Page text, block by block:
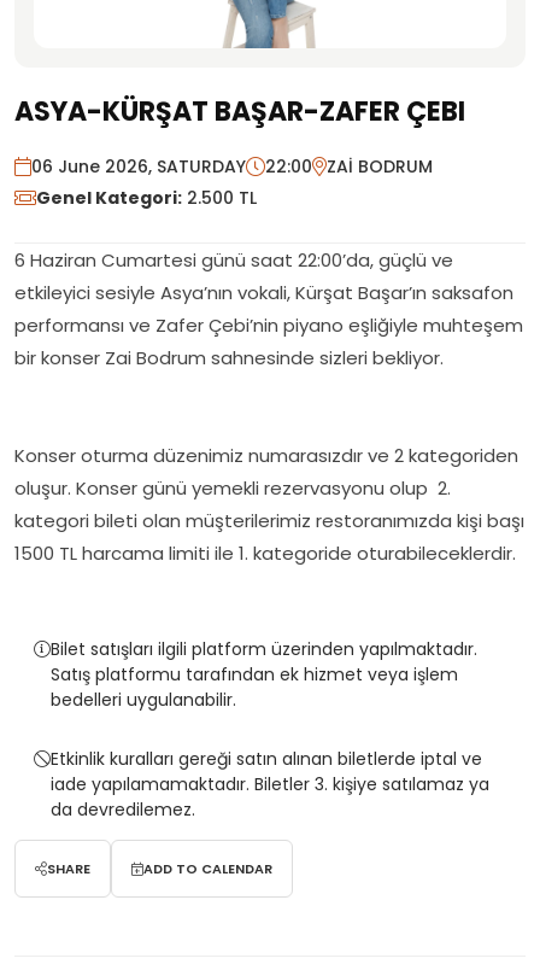
ASYA-KÜRŞAT BAŞAR-ZAFER ÇEBI
06 June 2026, SATURDAY 22:00
ZAİ BODRUM
Genel Kategori: 2.500 TL
6 Haziran Cumartesi günü saat 22:00’da, güçlü ve
etkileyici sesiyle Asya’nın vokali, Kürşat Başar’ın saksafon
performansı ve Zafer Çebi’nin piyano eşliğiyle muhteşem
bir konser Zai Bodrum sahnesinde sizleri bekliyor.
Konser oturma düzenimiz numarasızdır ve 2 kategoriden
oluşur. Konser günü yemekli rezervasyonu olup 2.
kategori bileti olan müşterilerimiz restoranımızda kişi başı
1500 TL harcama limiti ile 1. kategoride oturabileceklerdir.
Bilet satışları ilgili platform üzerinden yapılmaktadır.
Satış platformu tarafından ek hizmet veya işlem
bedelleri uygulanabilir.
Etkinlik kuralları gereği satın alınan biletlerde iptal ve
iade yapılamamaktadır. Biletler 3. kişiye satılamaz ya
da devredilemez.
SHARE ADD TO CALENDAR